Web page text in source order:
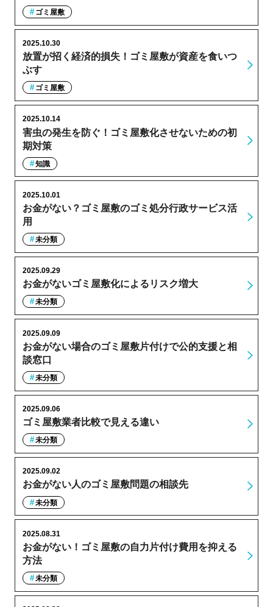
ゴミ屋敷
放置が招く経済的損失！ゴミ屋敷が資産を食いつ
ぶす
2025.10.30
ゴミ屋敷
害虫の発生を防ぐ！ゴミ屋敷化させないための初
期対策
2025.10.14
知識
お金がない？ゴミ屋敷のゴミ処分行政サービス活
用
2025.10.01
未分類
お金がないゴミ屋敷化によるリスク増大
2025.09.29
未分類
お金がない場合のゴミ屋敷片付けで公的支援と相
談窓口
2025.09.09
未分類
ゴミ屋敷業者比較で見える違い
2025.09.06
未分類
お金がない人のゴミ屋敷問題の相談先
2025.09.02
未分類
お金がない！ゴミ屋敷の自力片付け費用を抑える
方法
2025.08.31
未分類